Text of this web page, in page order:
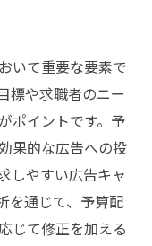
いて重要な要素で
標や求職者のニー
ポイントです。予
果的な広告への投
しやすい広告キャ
を通じて、予算配
じて修正を加える